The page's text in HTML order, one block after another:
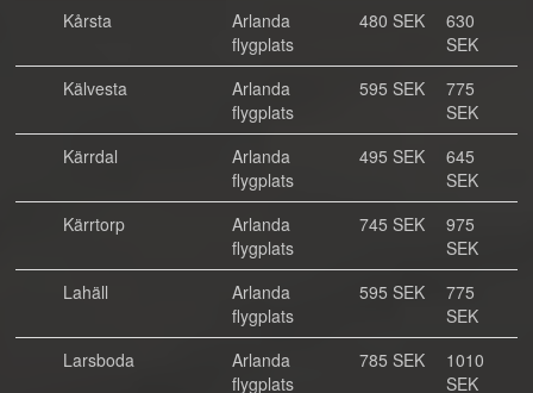
Kårsta
Arlanda
flygplats
480 SEK
630
SEK
Kälvesta
Arlanda
flygplats
595 SEK
775
SEK
Kärrdal
Arlanda
flygplats
495 SEK
645
SEK
Kärrtorp
Arlanda
flygplats
745 SEK
975
SEK
Lahäll
Arlanda
flygplats
595 SEK
775
SEK
Larsboda
Arlanda
flygplats
785 SEK
1010
SEK